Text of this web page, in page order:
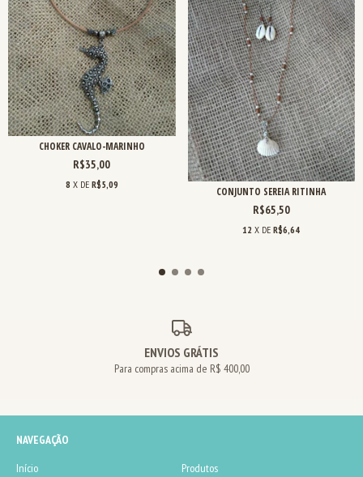
CHOKER CAVALO-MARINHO
R$35,00
8 X DE R$5,09
CONJUNTO SEREIA RITINHA
R$65,50
12 X DER$6,64
ENVIOS GRÁTIS
Para compras acima de R$ 400,00
NAVEGAÇÃO
Início
Produtos